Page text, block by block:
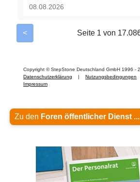
Zu den Foren öffentlicher Dienst ...